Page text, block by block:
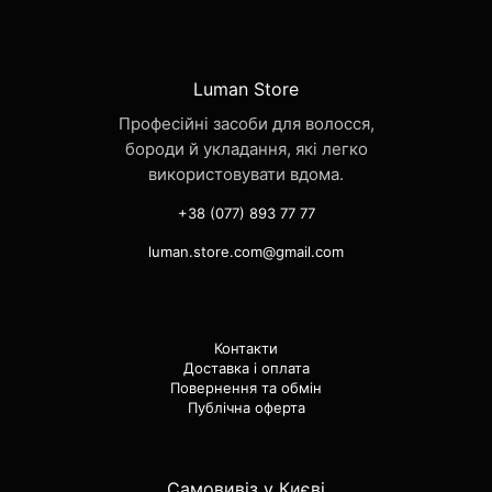
Luman Store
Професійні засоби для волосся,
бороди й укладання, які легко
використовувати вдома.
+38 (077) 893 77 77
luman.store.com@gmail.com
Контакти
Доставка і оплата
Повернення та обмін
Публічна оферта